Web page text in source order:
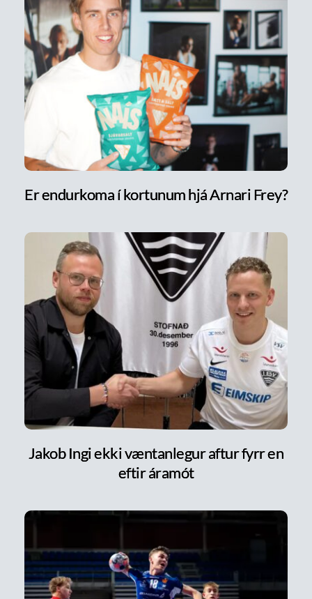
Er endurkoma í kortunum hjá Arnari Frey?
Jakob Ingi ekki væntanlegur aftur fyrr en
eftir áramót